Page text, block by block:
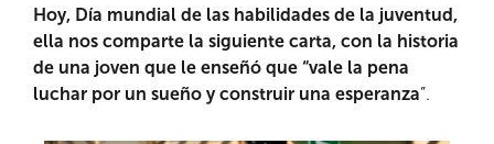
Hoy, Día mundial de las habilidades de la juventud,
ella nos comparte la siguiente carta, con la historia
de una joven que le enseñó que “vale la pena
luchar por un sueño y construir una esperanza”.